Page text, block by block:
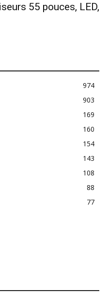
55 pouces, LED,
974
903
169
160
154
143
108
88
77